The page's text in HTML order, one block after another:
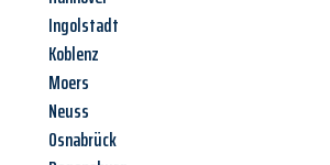
Ingolstadt
Koblenz
Moers
Neuss
Osnabrück